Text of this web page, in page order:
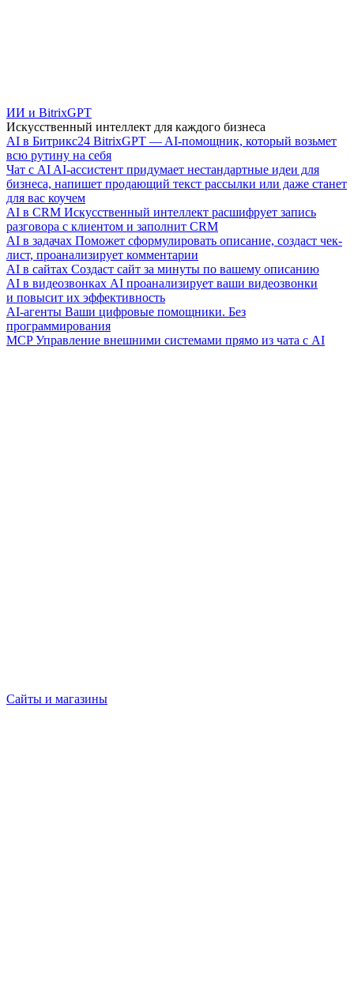
ИИ и BitrixGPT
Искусственный интеллект для каждого бизнеса
AI в Битрикс24 BitrixGPT — AI-помощник, который возьмет
всю рутину на себя
Чат с AI AI-ассистент придумает нестандартные идеи для
бизнеса, напишет продающий текст рассылки или даже станет
для вас коучем
AI в CRM Искусственный интеллект расшифрует запись
разговора с клиентом и заполнит CRM
AI в задачах Поможет сформулировать описание, создаст чек-
лист, проанализирует комментарии
AI в сайтах Создаст сайт за минуты по вашему описанию
AI в видеозвонках AI проанализирует ваши видеозвонки
и повысит их эффективность
AI-агенты Ваши цифровые помощники. Без
программирования
MCP Управление внешними системами прямо из чата с AI
Сайты и магазины